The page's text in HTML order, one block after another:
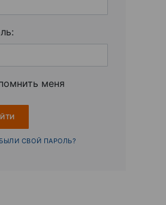
меня
СВОЙ ПАРОЛЬ?